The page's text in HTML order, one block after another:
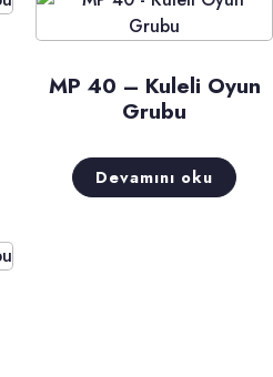
MP 40 – Kuleli Oyun
Grubu
Devamını oku